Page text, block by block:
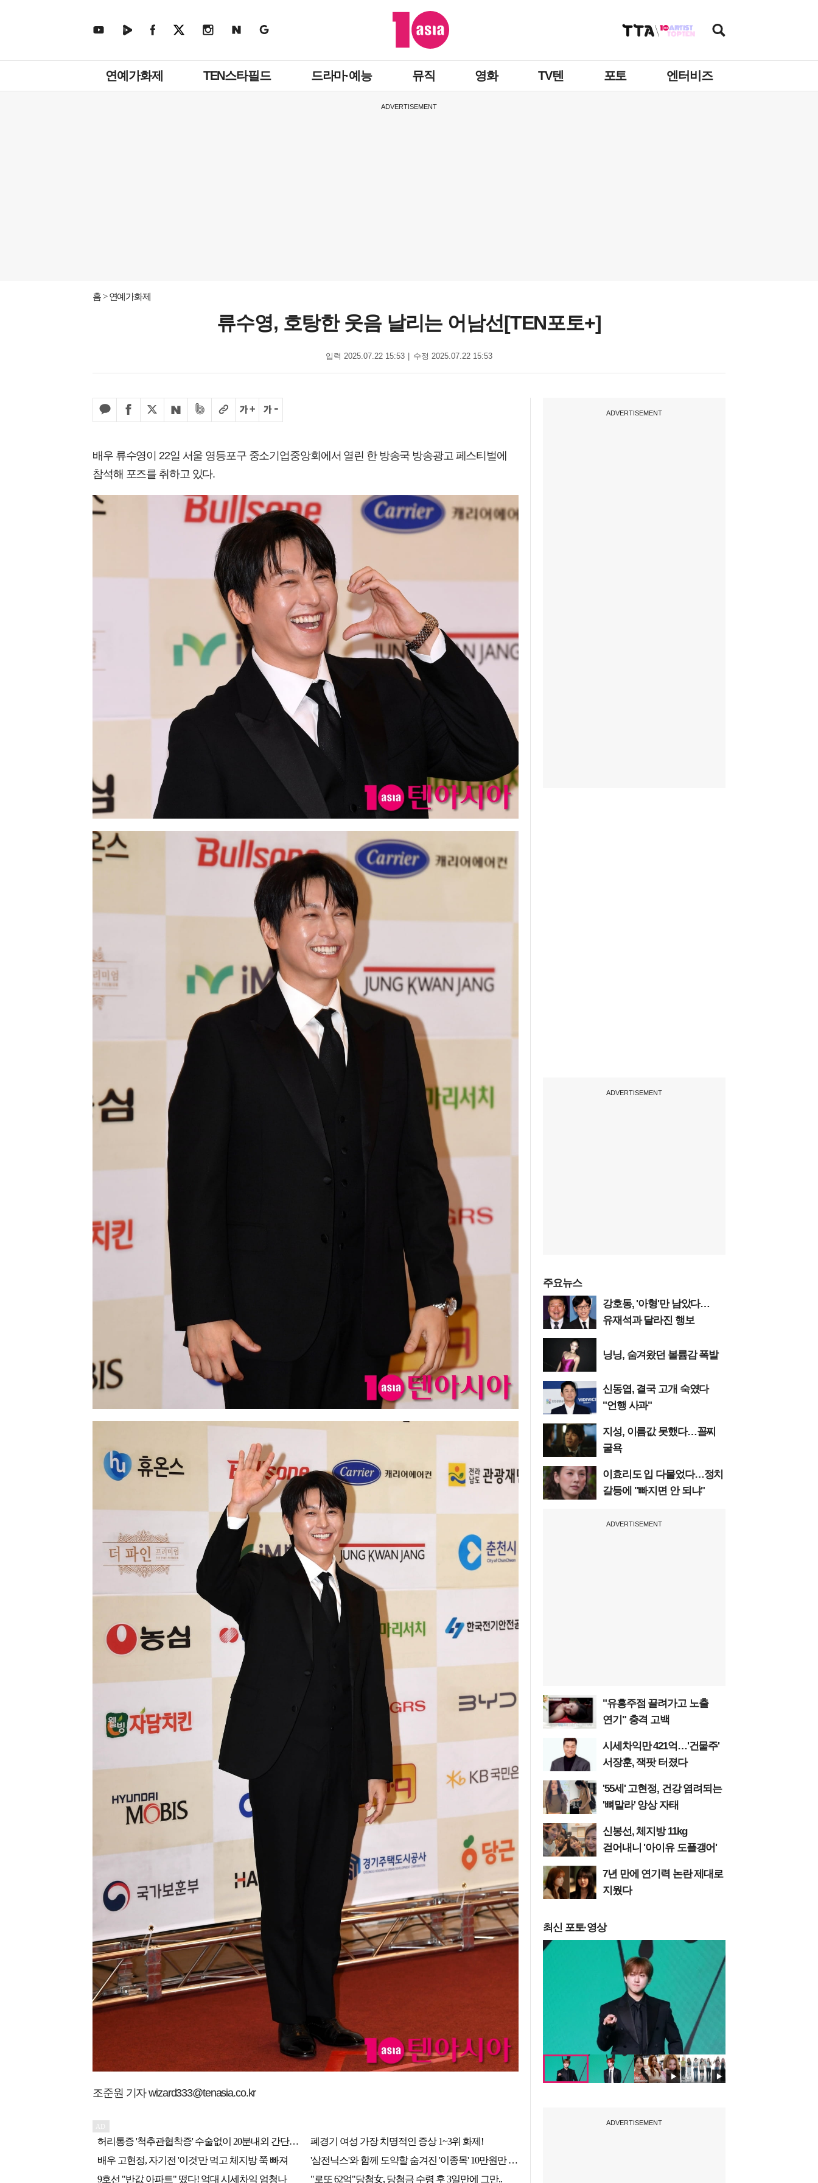
뉴
연예가화제 TEN스타필드 드라마·예능 뮤직 영화 TV텐 포토 엔터비즈
ADVERTISEMENT
홈 연예가화제
류수영, 호탕한 웃음 날리는 어남선[TEN포토+]
입력 2025.07.22 15:53 수정 2025.07.22 15:53
배우 류수영이 22일 서울 영등포구 중소기업중앙회에서 열린 한 방송국 방송광고 페스티벌에
참석해 포즈를 취하고 있다.
조준원 기자 wizard333@tenasia.co.kr
ADVERTISEMENT
ADVERTISEMENT
주요뉴스
강호동, '아형'만 남았다…
유재석과 달라진 행보
닝닝, 숨겨왔던 볼륨감 폭발
신동엽, 결국 고개 숙였다
"언행 사과"
지성, 이름값 못했다…꼴찌
굴욕
이효리도 입 다물었다…정치
갈등에 "빠지면 안 되냐"
ADVERTISEMENT
"유흥주점 끌려가고 노출
연기" 충격 고백
시세차익만 421억…'건물주'
서장훈, 잭팟 터졌다
'55세' 고현정, 건강 염려되는
'뼈말라' 앙상 자태
신봉선, 체지방 11kg
걷어내니 '아이유 도플갱어'
7년 만에 연기력 논란 제대로
지웠다
최신 포토·영상
ADVERTISEMENT